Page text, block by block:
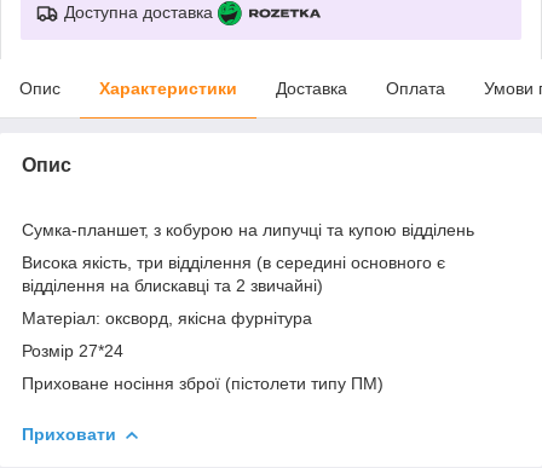
Доступна доставка
Опис Характеристики Доставка Оплата Умови
Опис
Сумка-планшет, з кобурою на липучці та купою відділень
Висока якість, три відділення (в середині основного є
відділення на блискавці та 2 звичайні)
Матеріал: оксворд, якісна фурнітура
Розмір 27*24
Приховане носіння зброї (пістолети типу ПМ)
Приховати